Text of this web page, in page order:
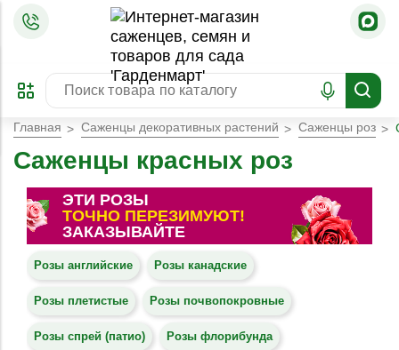
ПРЕДЗАКАЗ
ЗАБРОНИРОВАТЬ
ЛУЧШЕЕ
Главная Саженцы декоративных растений Саженцы роз
Саженцы красных роз
ЭТИ РОЗЫ
ТОЧНО ПЕРЕЗИМУЮТ!
ЗАКАЗЫВАЙТЕ
Розы английские Розы канадские
Розы плетистые Розы почвопокровные
Розы спрей (патио) Розы флорибунда